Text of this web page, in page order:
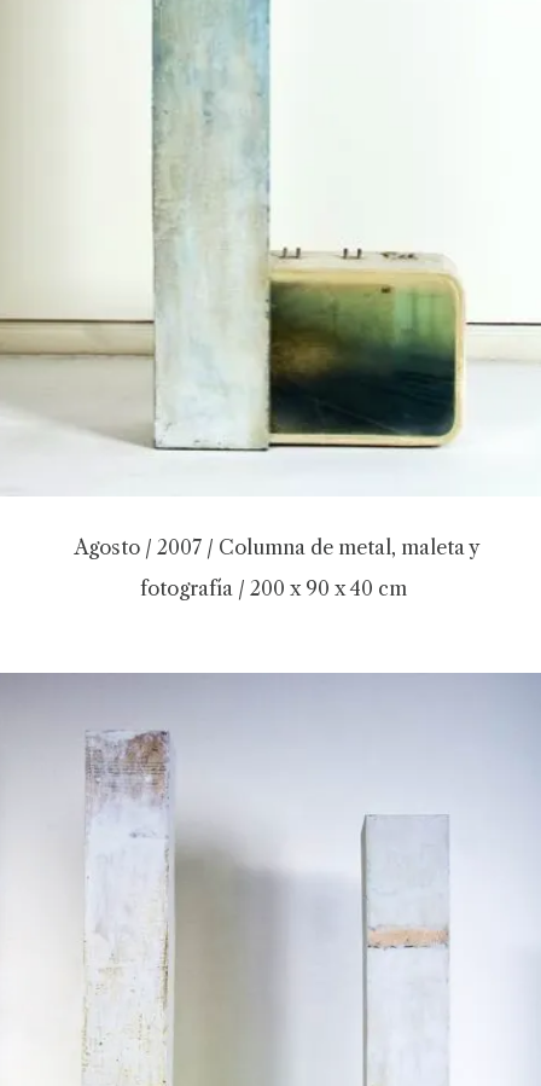
Agosto / 2007 / Columna de metal, maleta y
fotografía / 200 x 90 x 40 cm